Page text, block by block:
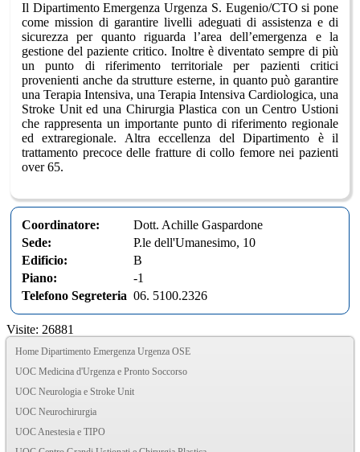
Il Dipartimento Emergenza Urgenza S. Eugenio/CTO si pone
come mission di garantire livelli adeguati di assistenza e di
sicurezza per quanto riguarda l’area dell’emergenza e la
gestione del paziente critico. Inoltre è diventato sempre di più
un punto di riferimento territoriale per pazienti critici
provenienti anche da strutture esterne, in quanto può garantire
una Terapia Intensiva, una Terapia Intensiva Cardiologica, una
Stroke Unit ed una Chirurgia Plastica con un Centro Ustioni
che rappresenta un importante punto di riferimento regionale
ed extraregionale. Altra eccellenza del Dipartimento è il
trattamento precoce delle fratture di collo femore nei pazienti
over 65.
Coordinatore:
Dott. Achille Gaspardone
Sede:
P.le dell'Umanesimo, 10
Edificio:
B
Piano:
-1
Telefono Segreteria 06. 5100.2326
Visite: 26881
Home Dipartimento Emergenza Urgenza OSE
UOC Medicina d'Urgenza e Pronto Soccorso
UOC Neurologia e Stroke Unit
UOC Neurochirurgia
UOC Anestesia e TIPO